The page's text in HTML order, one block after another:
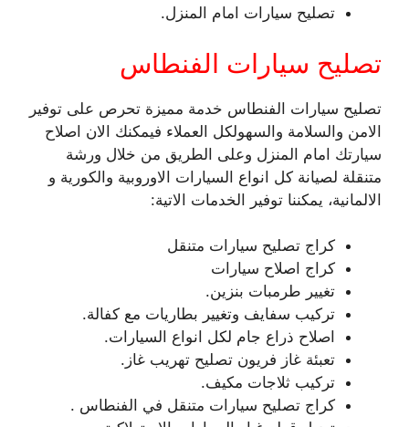
تصليح سيارات امام المنزل.
تصليح سيارات الفنطاس
تصليح سيارات الفنطاس خدمة مميزة تحرص على توفير
الامن والسلامة والسهولكل العملاء فيمكنك الان اصلاح
سيارتك امام المنزل وعلى الطريق من خلال ورشة
متنقلة لصيانة كل انواع السيارات الاوروبية والكورية و
الالمانية، يمكننا توفير الخدمات الاتية:
كراج تصليح سيارات متنقل
كراج اصلاح سيارات
تغيير طرمبات بنزين.
تركيب سفايف وتغيير بطاريات مع كفالة.
اصلاح ذراع جام لكل انواع السيارات.
تعبئة غاز فريون تصليح تهريب غاز.
تركيب ثلاجات مكيف.
كراج تصليح سيارات متنقل في الفنطاس .